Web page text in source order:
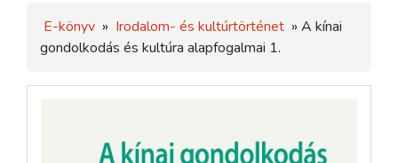
E-könyv » Irodalom- és kultúrtörténet » A kínai
gondolkodás és kultúra alapfogalmai 1.